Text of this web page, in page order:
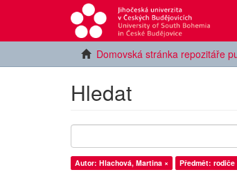
Domovská stránka repozitáře
Hledat
Autor: Hlachová, Martina × Předmět: rodiče